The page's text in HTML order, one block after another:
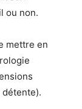
ou non.
mettre en